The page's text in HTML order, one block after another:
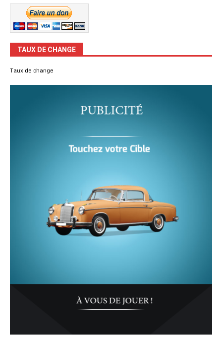
TAUX DE CHANGE
Taux de change